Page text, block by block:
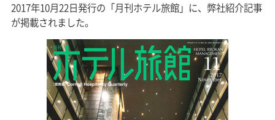
2017年10月22日発行の「月刊ホテル旅館」に、弊社紹介記事
が掲載されました。